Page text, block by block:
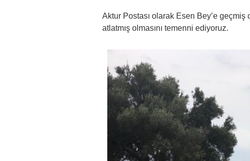
Aktur Postası olarak Esen Bey’e
atlatmış olmasını temenni ediyoruz.